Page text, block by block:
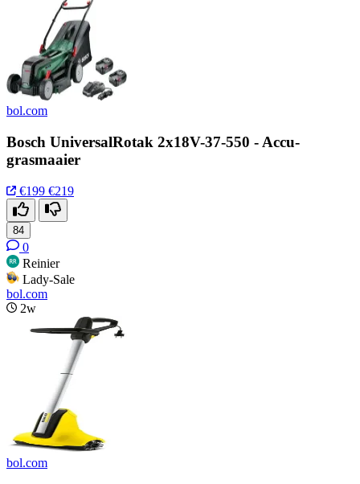
bol.com
Bosch UniversalRotak 2x18V-37-550 - Accu-
grasmaaier
€199 €219
84
0
Reinier
Lady-Sale
bol.com
2w
bol.com